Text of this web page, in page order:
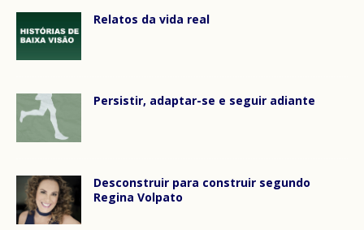
Relatos da vida real
Persistir, adaptar-se e seguir adiante
Desconstruir para construir segundo
Regina Volpato